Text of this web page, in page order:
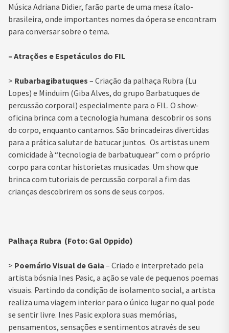
Música Adriana Didier, farão parte de uma mesa ítalo-
brasileira, onde importantes nomes da ópera se encontram
para conversar sobre o tema.
– Atrações e Espetáculos do FIL
> Rubarbagibatuques – Criação da palhaça Rubra (Lu
Lopes) e Minduim (Giba Alves, do grupo Barbatuques de
percussão corporal) especialmente para o FIL. O show-
oficina brinca com a tecnologia humana: descobrir os sons
do corpo, enquanto cantamos. São brincadeiras divertidas
para a prática salutar de batucar juntos. Os artistas unem
comicidade à “tecnologia de barbatuquear” com o próprio
corpo para contar historietas musicadas. Um show que
brinca com tutoriais de percussão corporal a fim das
crianças descobrirem os sons de seus corpos.
Palhaça Rubra (Foto: Gal Oppido)
> Poemário Visual de Gaia – Criado e interpretado pela
artista bósnia Ines Pasic, a ação se vale de pequenos poemas
visuais. Partindo da condição de isolamento social, a artista
realiza uma viagem interior para o único lugar no qual pode
se sentir livre. Ines Pasic explora suas memórias,
pensamentos, sensações e sentimentos através de seu